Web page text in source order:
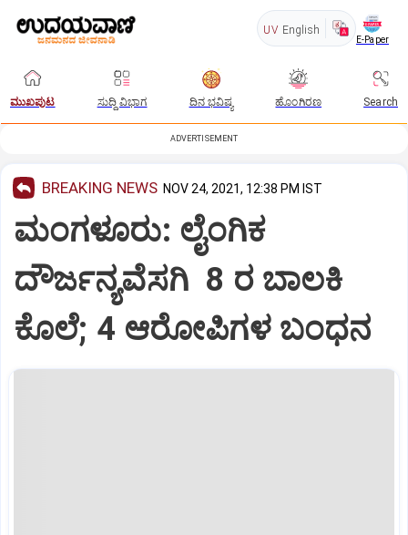
UV English
E-Paper
ಮುಖಪುಟ ಸುದ್ದಿ ವಿಭಾಗ ದಿನ ಭವಿಷ್ಯ ಹೊಂಗಿರಣ Search
ADVERTISEMENT
BREAKING NEWS NOV 24, 2021, 12:38 PM IST
ಮಂಗಳೂರು: ಲೈಂಗಿಕ
ದೌರ್ಜನ್ಯವೆಸಗಿ 8 ರ ಬಾಲಕಿ
ಕೊಲೆ; 4 ಆರೋಪಿಗಳ ಬಂಧನ